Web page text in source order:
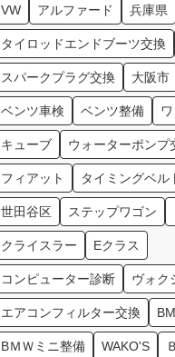
VW アルファード 兵庫県
タイロッドエンドブーツ交換
スパークプラグ交換 大阪市
ベンツ車検 ベンツ整備
キューブ ウォーターポンプ
フィアット タイミングベル
世田谷区 ステップワゴン
クライスラー Eクラス
コンピューター診断 ヴォク
エアコンフィルター交換
BＭＷミニ整備 WAKO'S